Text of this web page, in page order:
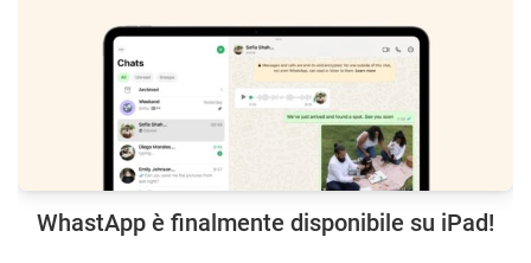
WhastApp è finalmente disponibile su iPad!